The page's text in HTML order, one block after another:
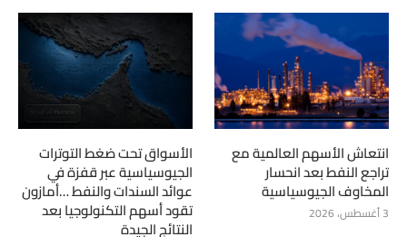
انتعاش الأسهم العالمية مع
تراجع النفط بعد انحسار
المخاوف الجيوسياسية
3 أغسطس، 2026
الأسواق تحت ضغط التوترات
الجيوسياسية عبر قفزة في
عوائد السندات والنفط …أمازون
تقود أسهم التكنولوجيا بعد
النتائج الجيدة